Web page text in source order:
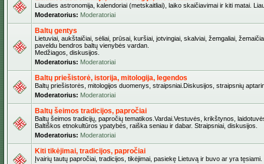
Liaudies astronomija, kalendoriai (metskaitliai), laiko skaičiavimai ir kiti matai.
Moderatorius: Moderatoriai
Baltų gentys
Lietuviai, aukštaičiai, sėliai, prūsai, kuršiai, jotvingiai, skalviai, žemgaliai,
paveldu bendros baltų vienybės vardan.
Medžiagos, diskusijos.
Moderatorius: Moderatoriai
Baltų priešistorė, istorija, mitologija, legendos
Baltų priešistorės, mitologijos duomenys, straipsniai.Diskusijos, straipsnių
Moderatorius: Moderatoriai
Baltų šeimos tradicijos, papročiai
Baltų šeimos tradicijų, papročių tematikos.Vardai.Vestuvės, krikštynos,
Baltiškos etnokultūros ypatybės, raiška seniau ir dabar. Straipsniai, diskusijos.
Moderatorius: Moderatoriai
Kiti tikėjimai, tradicijos, papročiai
Įvairių tautų papročiai, tradicijos, tikėjimai, pasiekę Lietuvą ir buvo ar yra tęsiami.